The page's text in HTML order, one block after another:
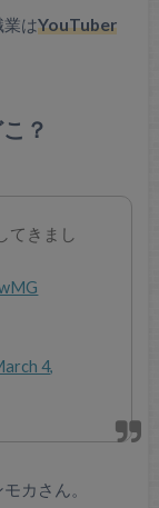
はYouTuber
？
てきまし
4,
カさん。